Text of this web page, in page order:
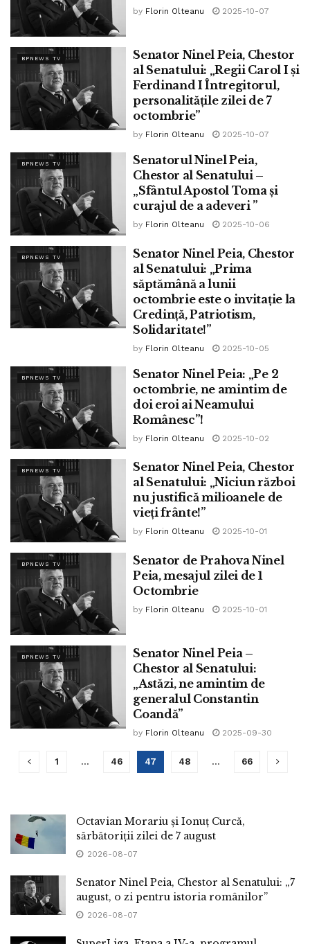
by Florin Olteanu 2025-10-07
BPNEWS TV
Senator Ninel Peia, Chestor
al Senatului: „Regii Carol I și
Ferdinand I Întregitorul,
personalitățile zilei de 7
octombrie”
by Florin Olteanu 2025-10-07
BPNEWS TV
Senatorul Ninel Peia,
Chestor al Senatului –
„Sfântul Apostol Toma și
curajul de a adeveri ”
by Florin Olteanu 2025-10-06
BPNEWS TV
Senator Ninel Peia, Chestor
al Senatului: „Prima
săptămână a lunii
octombrie este o invitație la
Credință, Patriotism,
Solidaritate!”
by Florin Olteanu 2025-10-05
BPNEWS TV
Senator Ninel Peia: „Pe 2
octombrie, ne amintim de
doi eroi ai Neamului
Românesc”!
by Florin Olteanu 2025-10-02
BPNEWS TV
Senator Ninel Peia, Chestor
al Senatului: „Niciun război
nu justifică milioanele de
vieți frânte!”
by Florin Olteanu 2025-10-01
BPNEWS TV
Senator de Prahova Ninel
Peia, mesajul zilei de 1
Octombrie
by Florin Olteanu 2025-10-01
BPNEWS TV
Senator Ninel Peia –
Chestor al Senatului:
„Astăzi, ne amintim de
generalul Constantin
Coandă”
by Florin Olteanu 2025-09-30
1 … 46 47 48 … 66
Octavian Morariu și Ionuț Curcă,
sărbătoriții zilei de 7 august
2026-08-07
Senator Ninel Peia, Chestor al Senatului: „7
august, o zi pentru istoria românilor”
2026-08-07